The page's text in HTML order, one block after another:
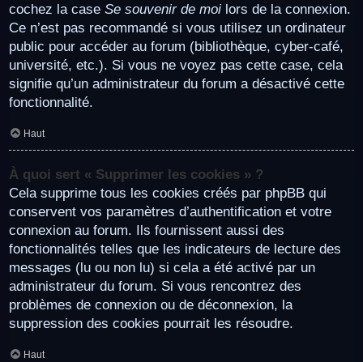
cochez la case Se souvenir de moi lors de la connexion.
Ce n’est pas recommandé si vous utilisez un ordinateur
public pour accéder au forum (bibliothèque, cyber-café,
université, etc.). Si vous ne voyez pas cette case, cela
signifie qu’un administrateur du forum a désactivé cette
fonctionnalité.
Haut
À quoi sert « Supprimer les cookies » ?
Cela supprime tous les cookies créés par phpBB qui
conservent vos paramètres d’authentification et votre
connexion au forum. Ils fournissent aussi des
fonctionnalités telles que les indicateurs de lecture des
messages (lu ou non lu) si cela a été activé par un
administrateur du forum. Si vous rencontrez des
problèmes de connexion ou de déconnexion, la
suppression des cookies pourrait les résoudre.
Haut